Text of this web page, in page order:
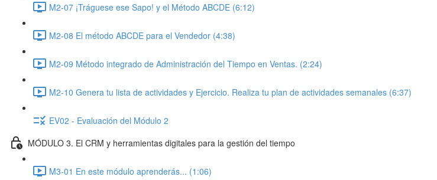
M2-07 ¡Tráguese ese Sapo! y el Método ABCDE (6:12)
M2-08 El método ABCDE para el Vendedor (4:38)
M2-09 Método integrado de Administración del Tiempo en Ventas. (2:24)
M2-10 Genera tu lista de actividades y Ejercicio. Realiza tu plan de actividades semanales (6:37)
EV02 - Evaluación del Módulo 2
MÓDULO 3. El CRM y herramientas digitales para la gestión del tiempo
M3-01 En este módulo aprenderás... (1:06)